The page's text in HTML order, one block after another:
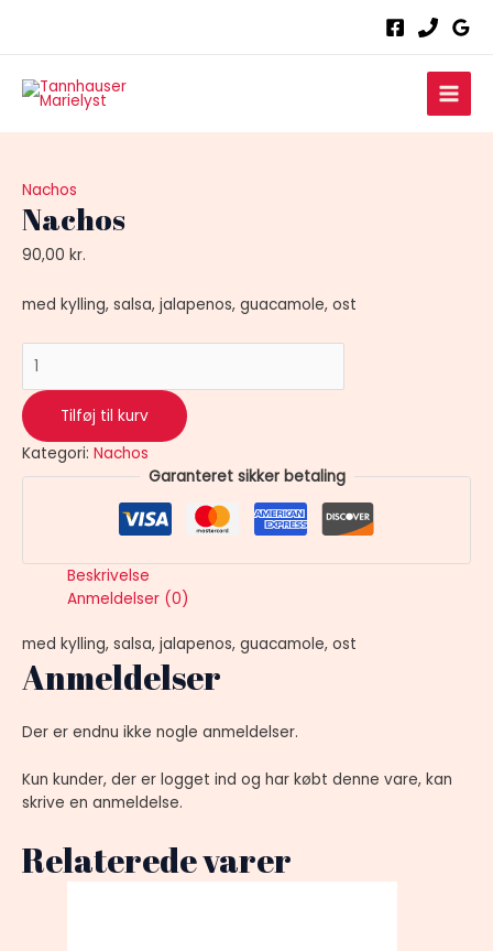
Main
Nachos
Nachos
90,00 kr.
med kylling, salsa, jalapenos, guacamole, ost
Tilføj til kurv
Kategori: Nachos
Garanteret sikker betaling
Beskrivelse
Anmeldelser (0)
med kylling, salsa, jalapenos, guacamole, ost
Anmeldelser
Der er endnu ikke nogle anmeldelser.
Kun kunder, der er logget ind og har købt denne vare, kan
skrive en anmeldelse.
Relaterede varer